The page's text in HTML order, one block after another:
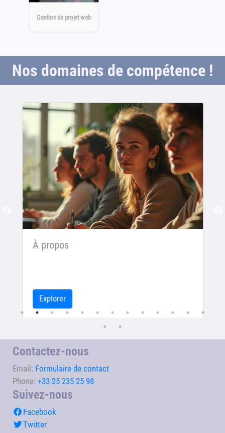
Gestion de projet web
Nos domaines de compétence !
À propos
Explorer
Contactez-nous
Email: Formulaire de contact
Phone: +33 25 235 25 98
Suivez-nous
Facebook
Twitter